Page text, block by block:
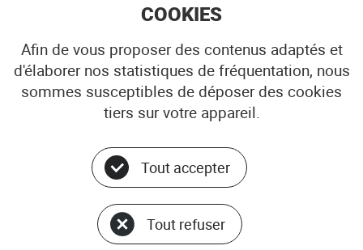
18, rue Jean Jaurès 29200 BREST
02 98 33 51 71
CONTACT
© ADEUPa
PLAN DU SITE
DONNÉES PERSONNELLES
COOKIES
Afin de vous proposer des contenus adaptés et
d'élaborer nos statistiques de fréquentation, nous
sommes susceptibles de déposer des cookies
tiers sur votre appareil.
Tout accepter
Tout refuser